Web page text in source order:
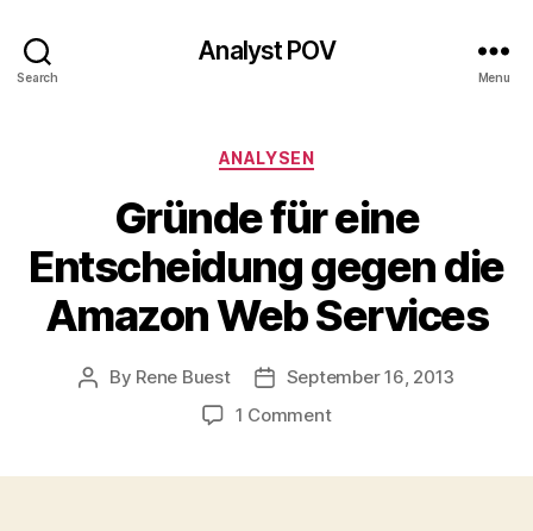
Search
Analyst POV
Menu
Categories
ANALYSEN
Gründe für eine
Entscheidung gegen die
Amazon Web Services
Post
By Rene Buest
PostSeptember 16, 2013
1 Commenton